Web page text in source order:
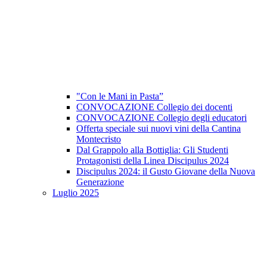
"Con le Mani in Pasta”
CONVOCAZIONE Collegio dei docenti
CONVOCAZIONE Collegio degli educatori
Offerta speciale sui nuovi vini della Cantina
Montecristo
Dal Grappolo alla Bottiglia: Gli Studenti
Protagonisti della Linea Discipulus 2024
Discipulus 2024: il Gusto Giovane della Nuova
Generazione
Luglio 2025